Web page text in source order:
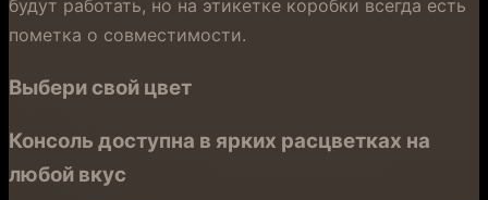
будут работать, но на этикетке коробки всегда есть
пометка о совместимости.
Выбери свой цвет
Консоль доступна в ярких расцветках на
любой вкус